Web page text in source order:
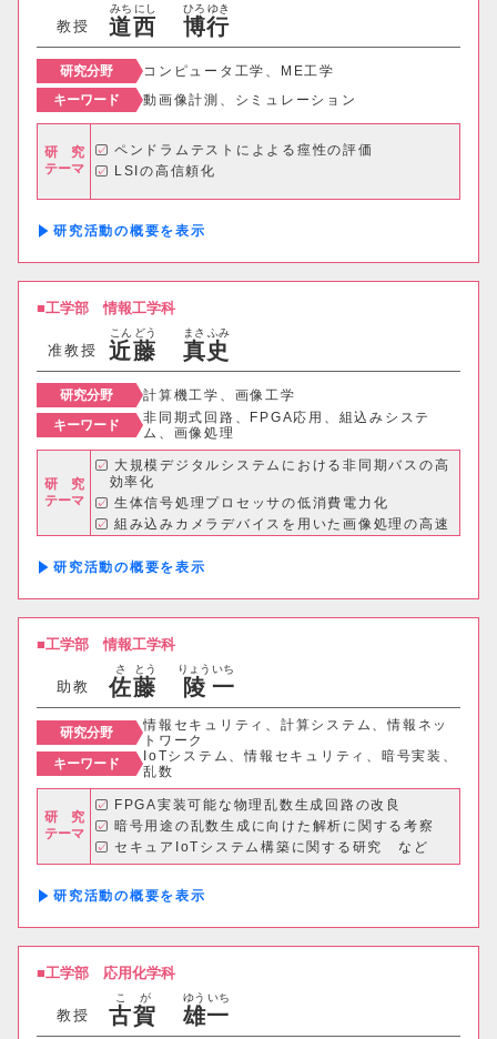
教授 道
みち
西
にし
博
ひろ
行
ゆき
研究分野
コンピュータ工学、ME工学
キーワード
動画像計測、シミュレーション
研 究
テーマ
ペンドラムテストによよる痙性の評価
LSIの高信頼化
研究活動の概要
工学部情報工学科
准教授 近
こん
藤
どう
真
まさ
史
ふみ
研究分野
計算機工学、画像工学
キーワード
非同期式回路、FPGA応用、組込みシステ
ム、画像処理
研 究
テーマ
大規模デジタルシステムにおける非同期バスの高
効率化
生体信号処理プロセッサの低消費電力化
組み込みカメラデバイスを用いた画像処理の高速
化・高精度化
医用画像における管径可視化システムの開発 な
ど
研究活動の概要
工学部情報工学科
助教 佐
さ
藤
とう
陵
りょう
一
いち
研究分野
情報セキュリティ、計算システム、情報ネッ
トワーク
キーワード
IoTシステム、情報セキュリティ、暗号実装、
乱数
研 究
テーマ
FPGA実装可能な物理乱数生成回路の改良
暗号用途の乱数生成に向けた解析に関する考察
セキュアIoTシステム構築に関する研究 など
研究活動の概要
工学部 応用化学科
教授 古
こ
賀
が
雄
ゆう
一
いち